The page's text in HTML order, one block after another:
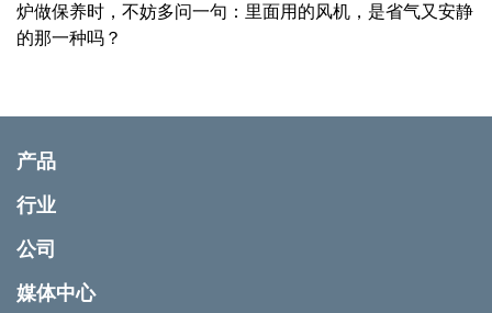
炉做保养时，不妨多问一句：里面用的风机，是省气又安静
的那一种吗？
产品
行业
公司
媒体中心